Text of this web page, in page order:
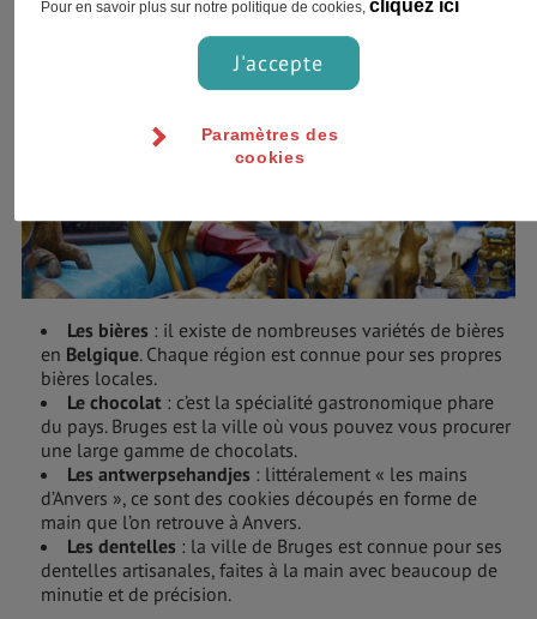
Les bières : il existe de nombreuses variétés de bières
en Belgique. Chaque région est connue pour ses propres
bières locales.
Le chocolat : c’est la spécialité gastronomique phare
du pays. Bruges est la ville où vous pouvez vous procurer
une large gamme de chocolats.
Les antwerpsehandjes : littéralement « les mains
d’Anvers », ce sont des cookies découpés en forme de
main que l’on retrouve à Anvers.
Les dentelles : la ville de Bruges est connue pour ses
dentelles artisanales, faites à la main avec beaucoup de
minutie et de précision.
Pour en savoir plus sur notre politique de cookies, cliquez ici
J'accepte
Paramètres des
cookies